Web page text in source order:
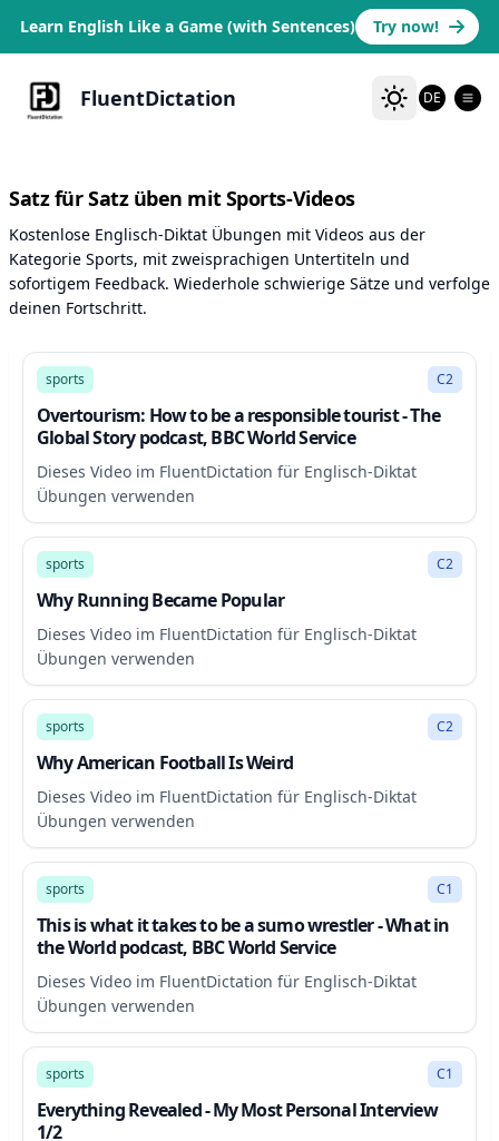
Learn English Like a Game (with Sentences) Try now!
FluentDictation DE
Satz für Satz üben mit Sports-Videos
Kostenlose Englisch-Diktat Übungen mit Videos aus der
Kategorie Sports, mit zweisprachigen Untertiteln und
sofortigem Feedback. Wiederhole schwierige Sätze und verfolge
deinen Fortschritt.
sports C2
Overtourism: How to be a responsible tourist - The
Global Story podcast, BBC World Service
Dieses Video im FluentDictation für Englisch-Diktat
Übungen verwenden
13:07
sports C2
Why Running Became Popular
Dieses Video im FluentDictation für Englisch-Diktat
Übungen verwenden
10:19
sports C2
Why American Football Is Weird
Dieses Video im FluentDictation für Englisch-Diktat
Übungen verwenden
9:49
sports C1
This is what it takes to be a sumo wrestler - What in
the World podcast, BBC World Service
Dieses Video im FluentDictation für Englisch-Diktat
Übungen verwenden
39:12
sports C1
Everything Revealed - ⁠My Most Personal Interview
1/2